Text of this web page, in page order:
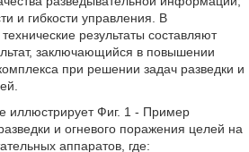
и гибкости управления. В
результаты составляют
заключающийся в повышении
при решении задач разведки и
иллюстрирует Фиг. 1 - Пример
и огневого поражения целей на
аппаратов, где: